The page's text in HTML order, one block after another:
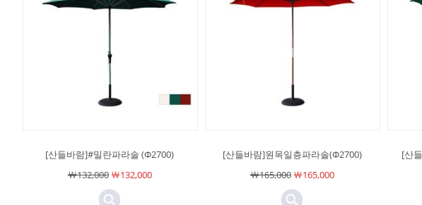
[산들바람]#밀란파라솔 (Φ2700)
￦132,000￦132,000
[산들바람]원목일층파라솔(Φ2700)
￦165,000￦165,000
[산